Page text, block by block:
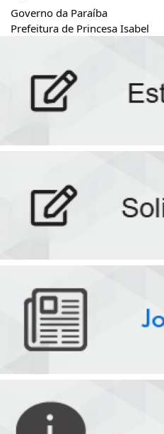
Governo da Paraíba
Prefeitura de Princesa Isabel